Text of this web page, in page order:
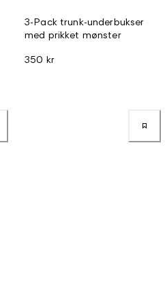
3-Pack trunk-underbukser
med prikket mønster
350 kr